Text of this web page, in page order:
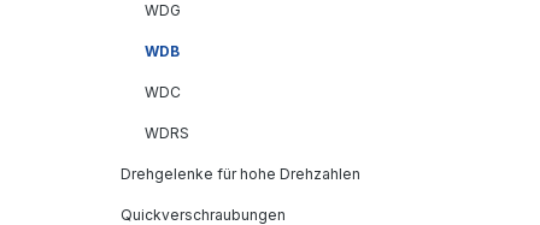
WDG
WDB
WDC
WDRS
Drehgelenke für hohe Drehzahlen
Quickverschraubungen